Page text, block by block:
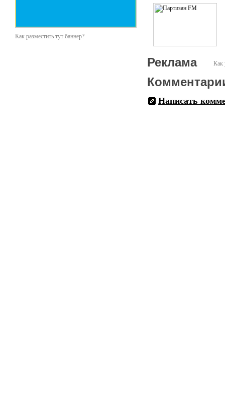
Как разместить тут баннер?
Как
Реклама
Написать